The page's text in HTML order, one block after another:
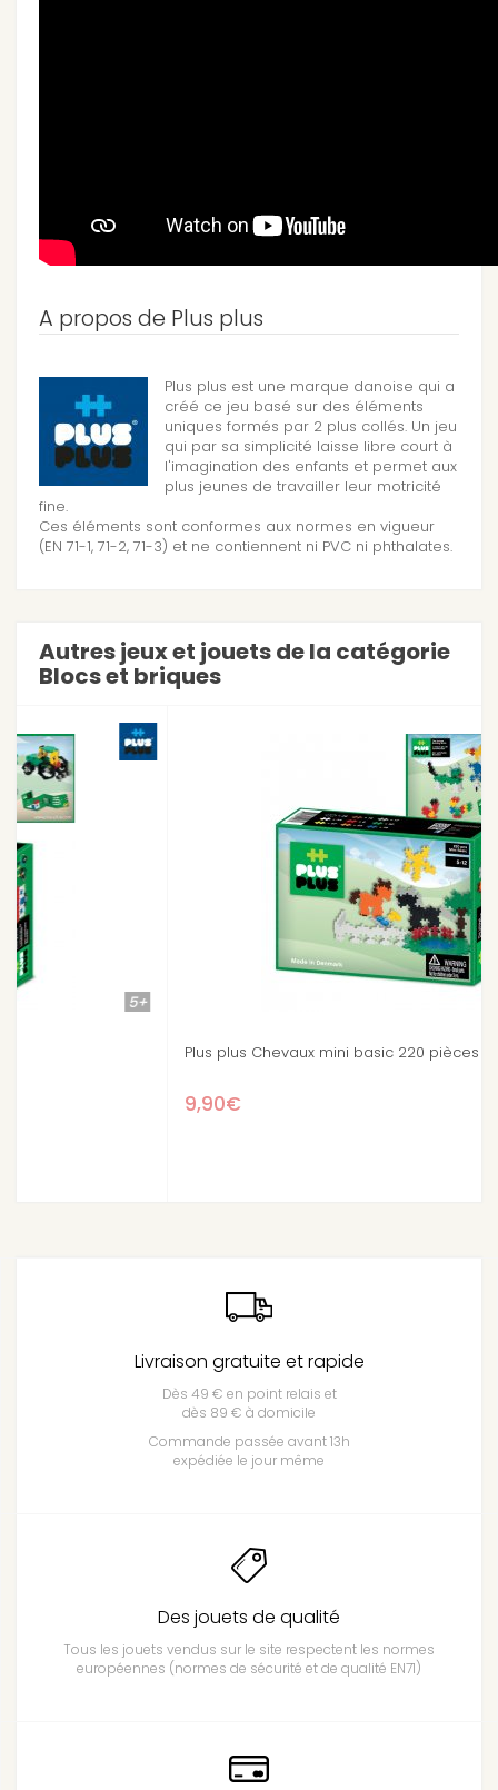
A propos de Plus plus
Plus plus est une marque danoise qui a
créé ce jeu basé sur des éléments
uniques formés par 2 plus collés. Un jeu
qui par sa simplicité laisse libre court à
l'imagination des enfants et permet aux
plus jeunes de travailler leur motricité
fine.
Ces éléments sont conformes aux normes en vigueur
(EN 71-1, 71-2, 71-3) et ne contiennent ni PVC ni phthalates.
Autres jeux et jouets de la catégorie
Blocs et briques
Plus plus Chevaux mini basic 220 pièces
Livraison gratuite et rapide
Dès 49 € en point relais et
dès 89 € à domicile
Commande passée avant 13h
expédiée le jour même
Des jouets de qualité
Tous les jouets vendus sur le site respectent les normes
européennes (normes de sécurité et de qualité EN71)